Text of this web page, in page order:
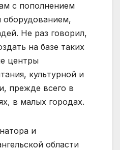
с пополнением
Не раз говорил,
на базе таких
центры
культурной и
прежде всего в
в малых городах.
и
области